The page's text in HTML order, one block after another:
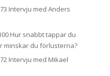
Intervju med Anders
Hur snabbt tappar du
minskar du förlusterna?
Intervju med Mikael